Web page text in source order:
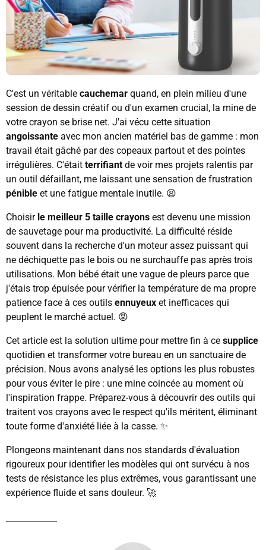
C'est un véritable cauchemar quand, en plein milieu d'une
session de dessin créatif ou d'un examen crucial, la mine de
votre crayon se brise net. J'ai vécu cette situation
angoissante avec mon ancien matériel bas de gamme : mon
travail était gâché par des copeaux partout et des pointes
irrégulières. C'était terrifiant de voir mes projets ralentis par
un outil défaillant, me laissant une sensation de frustration
pénible et une fatigue mentale inutile. 😫
Choisir le meilleur 5 taille crayons est devenu une mission
de sauvetage pour ma productivité. La difficulté réside
souvent dans la recherche d'un moteur assez puissant qui
ne déchiquette pas le bois ou ne surchauffe pas après trois
utilisations. Mon bébé était une vague de pleurs parce que
j'étais trop épuisée pour vérifier la température de ma propre
patience face à ces outils ennuyeux et inefficaces qui
peuplent le marché actuel. 😡
Cet article est la solution ultime pour mettre fin à ce supplice
quotidien et transformer votre bureau en un sanctuaire de
précision. Nous avons analysé les options les plus robustes
pour vous éviter le pire : une mine coincée au moment où
l'inspiration frappe. Préparez-vous à découvrir des outils qui
traitent vos crayons avec le respect qu'ils méritent, éliminant
toute forme d'anxiété liée à la casse. ✨
Plongeons maintenant dans nos standards d'évaluation
rigoureux pour identifier les modèles qui ont survécu à nos
tests de résistance les plus extrêmes, vous garantissant une
expérience fluide et sans douleur. 🚀